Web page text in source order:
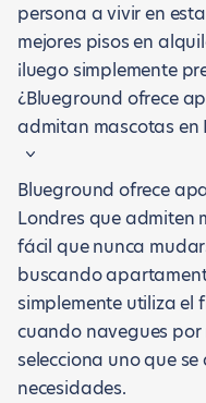
persona a vivir en
mejores pisos en
¡luego simplemente
¿Blueground ofrece
admitan mascotas en
Blueground ofrece
Londres que admiten
fácil que nunca
buscando
simplemente utiliza el
cuando navegues
selecciona uno que
necesidades.